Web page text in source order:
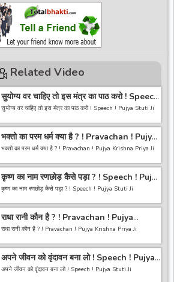
Related Video
सुयोग्य वर चाहिए तो इस मंत्र का पाठ करो ! Speech
! Pujya Stuti Ji
सुयोग्य वर चाहिए तो इस मंत्र का पाठ करो ! Speech ! Pujya Stuti Ji
*-----------------------------------------------------------------
------------------------------------------*
अगर आपको हमारी वीडियो अच्छी लगी तो हमारे चैनल को सब्सक्राइब करना
https://bit.ly/2HNBbHd
*-----------------------------------------------------------------
------------------------------------------
भक्तो का परम धर्म क्या है ? ! Pravachan ! Pujya
Krishna Priya Ji
भक्तो का परम धर्म क्या है ? ! Pravachan ! Pujya Krishna Priya Ji
------------------------------------------------------------------
----------------------------------------
अगर आपको हमारी वीडियो अच्छी लगी तो हमारे चैनल को सब्सक्राइब करना
https://bit.ly/2HNBbHd
------------------------------------------------------------------
-----------------------------------------
कृष्ण का नाम रणछोड़ कैसे पड़ा ? ! Speech ! Pujya
Stuti Ji
कृष्ण का नाम रणछोड़ कैसे पड़ा ? ! Speech ! Pujya Stuti Ji
*-----------------------------------------------------------------
------------------------------------------*
अगर आपको हमारी वीडियो अच्छी लगी तो हमारे चैनल को सब्सक्राइब करना
https://bit.ly/2HNBbHd
*-----------------------------------------------------------------
------------------------------------------*
राधा रानी कौन है ? ! Pravachan ! Pujya
Krishna Priya Ji
राधा रानी कौन है ? ! Pravachan ! Pujya Krishna Priya Ji
------------------------------------------------------------------
----------------------------------------
अगर आपको हमारी वीडियो अच्छी लगी तो हमारे चैनल को सब्सक्राइब करना
अपने जीवन को वृंदावन बना लो ! Speech ! Pujya
Stuti Ji
अपने जीवन को वृंदावन बना लो ! Speech ! Pujya Stuti Ji